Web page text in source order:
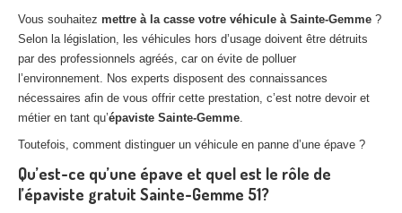
Centreagréé VHU Paris 75 : casse auto avec destruction
Centreagréé VHU 77 : casse auto avec destruction
Centreagréé VHU 78 : casse auto avec destruction
Centre agréé VHU 92 : casse auto avec destruction
Centreagréé VHU 93 : casse auto avec destruction
Vous souhaitez mettre à la casse votre véhicule à Sainte-Gemme ?
Selon la législation, les véhicules hors d’usage doivent être détruits
par des professionnels agréés, car on évite de polluer
l’environnement. Nos experts disposent des connaissances
nécessaires afin de vous offrir cette prestation, c’est notre devoir et
métier en tant qu’épaviste Sainte-Gemme.
Toutefois, comment distinguer un véhicule en panne d’une épave ?
Qu’est-ce qu’une épave et quel est le rôle de
l’épaviste gratuit Sainte-Gemme 51?